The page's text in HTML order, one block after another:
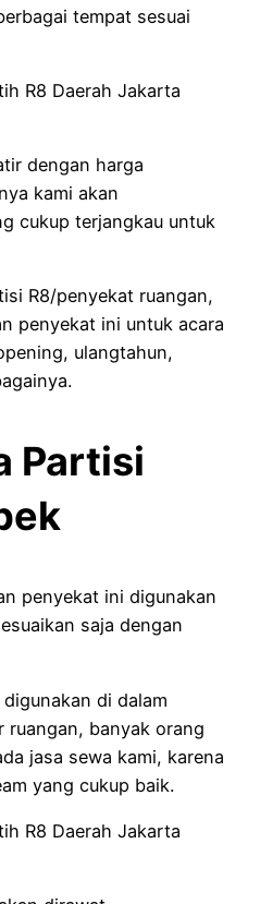
tempat sesuai
dengan harga
kami akan
cukup terjangkau untuk
R8/penyekat ruangan,
penyekat ini untuk acara
ulangtahun,
Partisi
penyekat ini digunakan
saja dengan
di dalam
ruangan, banyak orang
jasa sewa kami, karena
yang cukup baik.